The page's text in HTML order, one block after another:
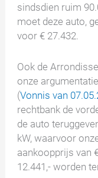
sindsdien ruim
moet deze auto,
voor € 27.432.
Ook de
onze
(Vonnis van
rechtbank de
de auto
kW, waarvoor
aankoopprijs van
12.441,- worden